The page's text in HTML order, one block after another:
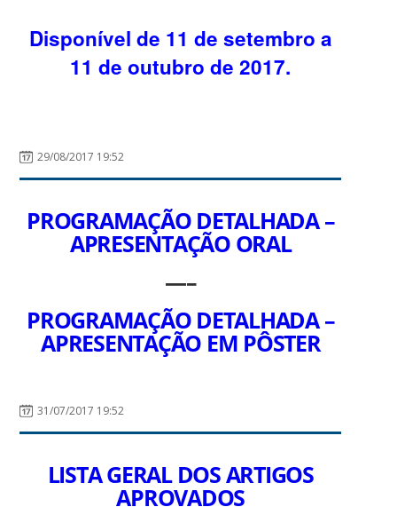
Disponível de 11 de setembro a
11 de outubro de 2017.
29/08/2017 19:52
PROGRAMAÇÃO DETALHADA –
APRESENTAÇÃO ORAL
—–
PROGRAMAÇÃO DETALHADA –
APRESENTAÇÃO EM PÔSTER
31/07/2017 19:52
LISTA GERAL DOS ARTIGOS
APROVADOS